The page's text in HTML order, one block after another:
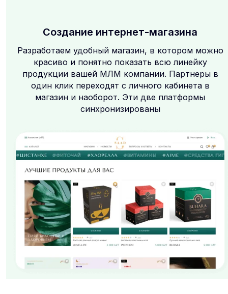
Создание интернет-магазина
Разработаем удобный магазин, в котором можно
красиво и понятно показать всю линейку
продукции вашей МЛМ компании. Партнеры в
один клик переходят с личного кабинета в
магазин и наоборот. Эти две платформы
синхронизированы